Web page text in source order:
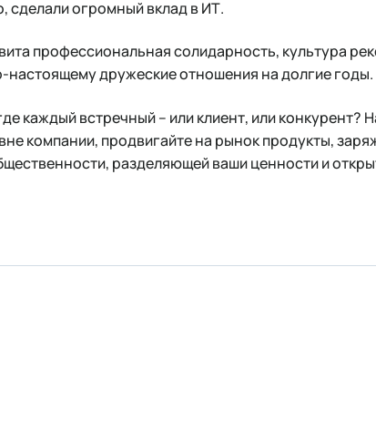
сделали огромный вклад в ИТ.
профессиональная солидарность, культура
настоящему дружеские отношения на долгие годы.
каждый встречный – или клиент, или
компании, продвигайте на рынок продукты,
разделяющей ваши ценности и